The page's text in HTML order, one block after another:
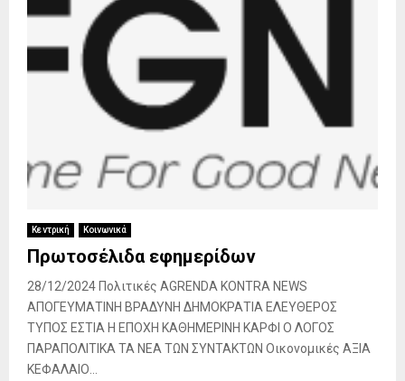
Κεντρική Κοινωνικά
Πρωτοσέλιδα εφημερίδων
28/12/2024 Πολιτικές AGRENDA KONTRA NEWS
ΑΠΟΓΕΥΜΑΤΙΝΗ ΒΡΑΔΥΝΗ ΔΗΜΟΚΡΑΤΙΑ ΕΛΕΥΘΕΡΟΣ
ΤΥΠΟΣ ΕΣΤΙΑ Η ΕΠΟΧΗ ΚΑΘΗΜΕΡΙΝΗ ΚΑΡΦΙ Ο ΛΟΓΟΣ
ΠΑΡΑΠΟΛΙΤΙΚΑ ΤΑ ΝΕΑ ΤΩΝ ΣΥΝΤΑΚΤΩΝ Οικονομικές ΑΞΙΑ
ΚΕΦΑΛΑΙΟ...